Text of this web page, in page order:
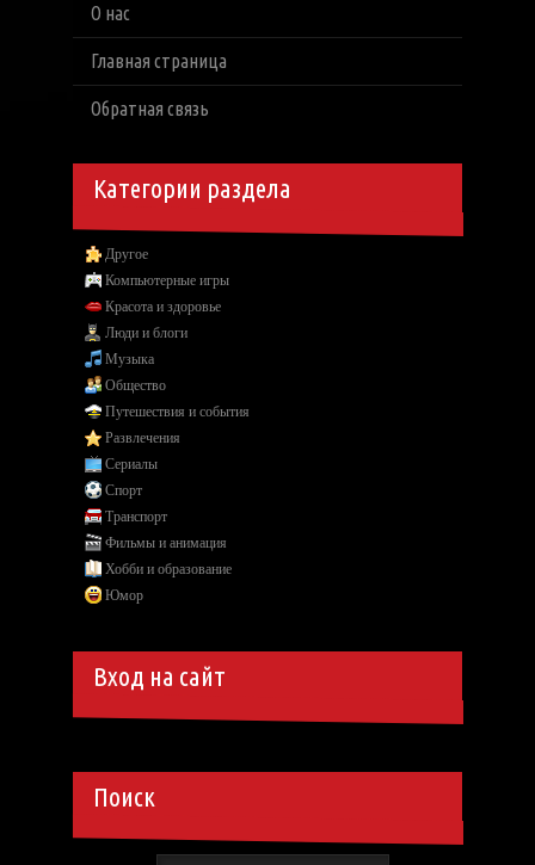
О нас
Главная страница
Обратная связь
Категории раздела
Другое
Компьютерные игры
Красота и здоровье
Люди и блоги
Музыка
Общество
Путешествия и события
Развлечения
Сериалы
Спорт
Транспорт
Фильмы и анимация
Хобби и образование
Юмор
Вход на сайт
Поиск